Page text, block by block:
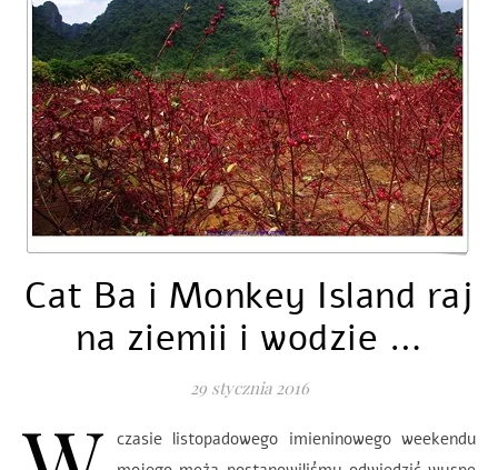
Cat Ba i Monkey Island raj
na ziemii i wodzie …
29 stycznia 2016
czasie listopadowego imieninowego weekendu